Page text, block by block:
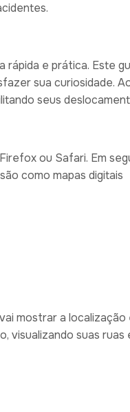
e prática. Este
sua curiosidade.
seus
ou Safari. Em
como mapas digitais
mostrar a localização
visualizando suas ruas